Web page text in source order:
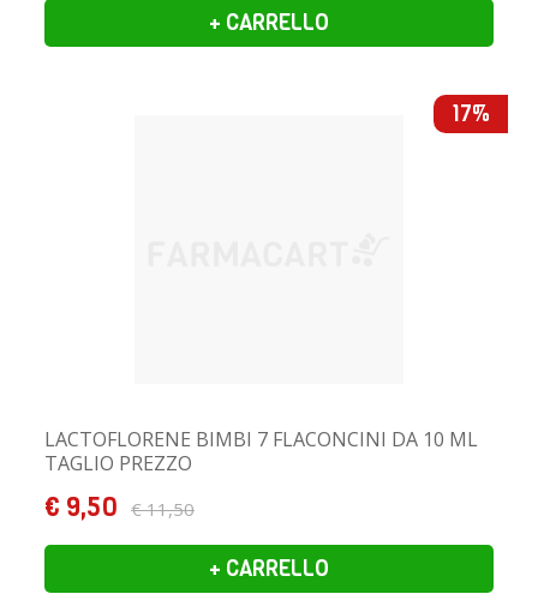
+ CARRELLO
17%
LACTOFLORENE BIMBI 7 FLACONCINI DA 10 ML
TAGLIO PREZZO
€ 9,50 € 11,50
+ CARRELLO